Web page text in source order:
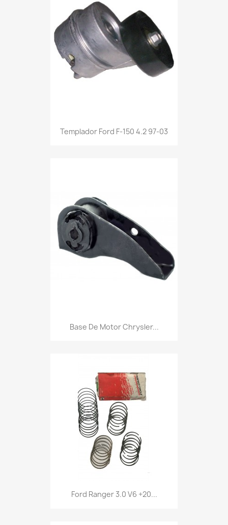
Templador Ford F-150 4.2 97-03
Base De Motor Chrysler...
Ford Ranger 3.0 V6 +20...